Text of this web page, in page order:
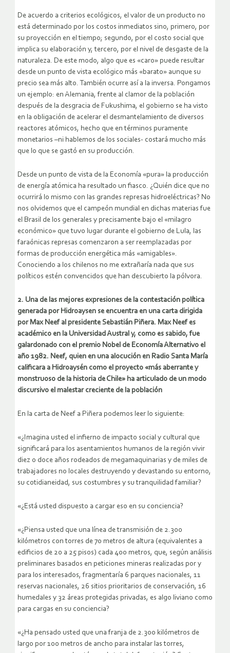
De acuerdo a criterios ecológicos, el valor de un producto no
está determinado por los costos inmediatos sino, primero, por
su proyección en el tiempo; segundo, por el costo social que
implica su elaboración y, tercero, por el nivel de desgaste de la
naturaleza. De este modo, algo que es «caro» puede resultar
desde un punto de vista ecológico más «barato» aunque su
precio sea más alto. También ocurre así a la inversa. Pongamos
un ejemplo: en Alemania, frente al clamor de la población
después de la desgracia de Fukushima, el gobierno se ha visto
en la obligación de acelerar el desmantelamiento de diversos
reactores atómicos, hecho que en términos puramente
monetarios –ni hablemos de los sociales- costará mucho más
que lo que se gastó en su producción.
Desde un punto de vista de la Economía «pura» la producción
de energía atómica ha resultado un fiasco. ¿Quién dice que no
ocurrirá lo mismo con las grandes represas hidroeléctricas? No
nos olvidemos que el campeón mundial en dichas materias fue
el Brasil de los generales y precisamente bajo el «milagro
económico» que tuvo lugar durante el gobierno de Lula, las
faraónicas represas comenzaron a ser reemplazadas por
formas de producción energética más «amigables».
Conociendo a los chilenos no me extrañaría nada que sus
políticos estén convencidos que han descubierto la pólvora.
2. Una de las mejores expresiones de la contestación política
generada por Hidroaysen se encuentra en una carta dirigida
por Max Neef al presidente Sebastián Piñera. Max Neef es
académico en la Universidad Austral y, como es sabido, fue
galardonado con el premio Nobel de Economía Alternativo el
año 1982. Neef, quien en una alocución en Radio Santa María
calificara a Hidroaysén como el proyecto «más aberrante y
monstruoso de la historia de Chile» ha articulado de un modo
discursivo el malestar creciente de la población
En la carta de Neef a Piñera podemos leer lo siguiente:
«¿Imagina usted el infierno de impacto social y cultural que
significará para los asentamientos humanos de la región vivir
diez o doce años rodeados de megamaquinarias y de miles de
trabajadores no locales destruyendo y devastando su entorno,
su cotidianeidad, sus costumbres y su tranquilidad familiar?
«¿Está usted dispuesto a cargar eso en su conciencia?
«¿Piensa usted que una línea de transmisión de 2.300
kilómetros con torres de 70 metros de altura (equivalentes a
edificios de 20 a 25 pisos) cada 400 metros, que, según análisis
preliminares basados en peticiones mineras realizadas por y
para los interesados, fragmentaría 6 parques nacionales, 11
reservas nacionales, 26 sitios prioritarios de conservación, 16
humedales y 32 áreas protegidas privadas, es algo liviano como
para cargas en su conciencia?
«¿Ha pensado usted que una franja de 2.300 kilómetros de
largo por 100 metros de ancho para instalar las torres,